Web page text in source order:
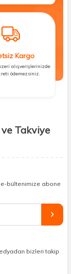
Kargo
alışverişlerinizde
ödemezsiniz.
Takviye
gerek yok;
ve kapınıza kadar
tamamlayabilir,
gıdalara
kargo avantajıyla
bültenimize abone
bizleri takip